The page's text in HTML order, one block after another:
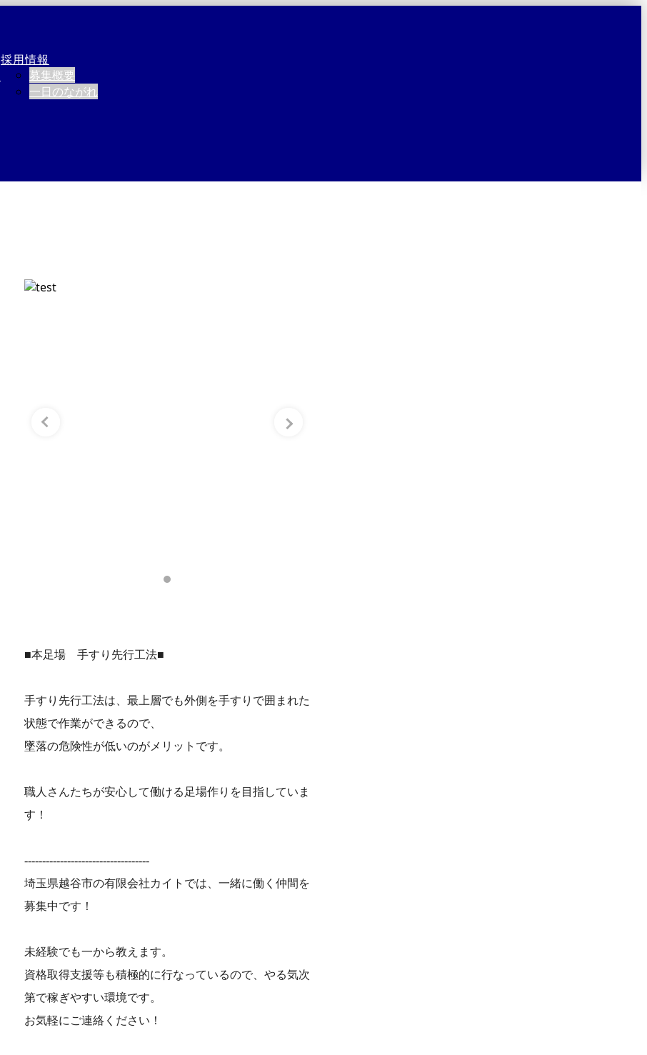
採用情報
募集概要
一日のながれ
■本足場 手すり先行工法■
手すり先行工法は、最上層でも外側を手すりで囲まれた
状態で作業ができるので、
墜落の危険性が低いのがメリットです。
職人さんたちが安心して働ける足場作りを目指していま
す！
-----------------------------------
埼玉県越谷市の有限会社カイトでは、一緒に働く仲間を
募集中です！
未経験でも一から教えます。
資格取得支援等も積極的に行なっているので、やる気次
第で稼ぎやすい環境です。
お気軽にご連絡ください！